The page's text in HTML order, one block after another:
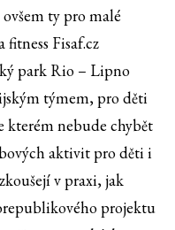
ty pro malé
fitness Fisaf.cz
park Rio – Lipno
týmem, pro děti
kterém nebude chybět
aktivit pro děti i
v praxi, jak
projektu